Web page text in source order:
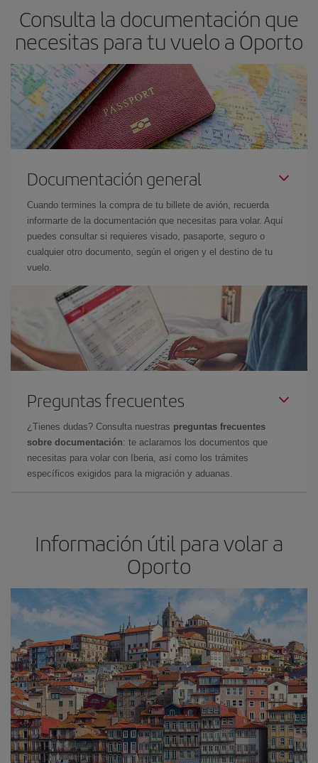
Consulta la documentación que
necesitas para tu vuelo a Oporto
Documentación general
Cuando termines la compra de tu billete de avión, recuerda
informarte de la documentación que necesitas para volar. Aquí
puedes consultar si requieres visado, pasaporte, seguro o
cualquier otro documento, según el origen y el destino de tu
vuelo.
Preguntas frecuentes
¿Tienes dudas? Consulta nuestras preguntas frecuentes
sobre documentación: te aclaramos los documentos que
necesitas para volar con Iberia, así como los trámites
específicos exigidos para la migración y aduanas.
Información útil para volar a
Oporto